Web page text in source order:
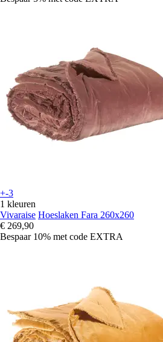
+-3
1 kleuren
Vivaraise Hoeslaken Fara 260x260
€ 269,90
Bespaar 10% met code EXTRA